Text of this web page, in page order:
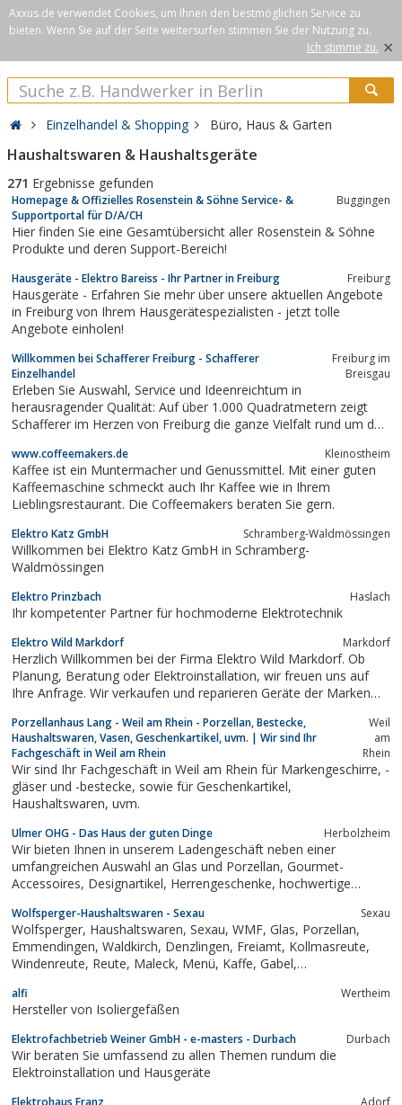
Axxus.de verwendet Cookies, um Ihnen den bestmöglichen Service zu
bieten. Wenn Sie auf der Seite weitersurfen stimmen Sie der Nutzung zu.
Ich stimme zu. ×
Einzelhandel & Shopping Büro, Haus & Garten
Haushaltswaren & Haushaltsgeräte
271 Ergebnisse gefunden
Homepage & Offizielles Rosenstein & Söhne Service- &
Supportportal für D/A/CH
Buggingen
Hier finden Sie eine Gesamtübersicht aller Rosenstein & Söhne
Produkte und deren Support-Bereich!
Hausgeräte - Elektro Bareiss - Ihr Partner in Freiburg Freiburg
Hausgeräte - Erfahren Sie mehr über unsere aktuellen Angebote
in Freiburg von Ihrem Hausgerätespezialisten - jetzt tolle
Angebote einholen!
Willkommen bei Schafferer Freiburg - Schafferer
Einzelhandel
Freiburg im
Breisgau
Erleben Sie Auswahl, Service und Ideenreichtum in
herausragender Qualität: Auf über 1.000 Quadratmetern zeigt
Schafferer im Herzen von Freiburg die ganze Vielfalt rund um das
schönen Dinge des Lebens.
www.coffeemakers.de Kleinostheim
Kaffee ist ein Muntermacher und Genussmittel. Mit einer guten
Kaffeemaschine schmeckt auch Ihr Kaffee wie in Ihrem
Lieblingsrestaurant. Die Coffeemakers beraten Sie gern.
Elektro Katz GmbH Schramberg-Waldmössingen
Willkommen bei Elektro Katz GmbH in Schramberg-
Waldmössingen
Elektro Prinzbach Haslach
Ihr kompetenter Partner für hochmoderne Elektrotechnik
Elektro Wild Markdorf Markdorf
Herzlich Willkommen bei der Firma Elektro Wild Markdorf. Ob
Planung, Beratung oder Elektroinstallation, wir freuen uns auf
Ihre Anfrage. Wir verkaufen und reparieren Geräte der Marken
viele mehr. Hier finden Sie unsere Ladenöffnungszeiten.
Porzellanhaus Lang - Weil am Rhein - Porzellan, Bestecke,
Haushaltswaren, Vasen, Geschenkartikel, uvm. | Wir sind Ihr
Fachgeschäft in Weil am Rhein
Weil
am
Rhein
Wir sind Ihr Fachgeschäft in Weil am Rhein für Markengeschirre, -
gläser und -bestecke, sowie für Geschenkartikel,
Haushaltswaren, uvm.
Ulmer OHG - Das Haus der guten Dinge Herbolzheim
Wir bieten Ihnen in unserem Ladengeschäft neben einer
umfangreichen Auswahl an Glas und Porzellan, Gourmet-
Accessoires, Designartikel, Herrengeschenke, hochwertige
Feinkostabteilung mit Gewürzen, Weinen, Schokoladen und
Tischwäsche an.
Wolfsperger-Haushaltswaren - Sexau Sexau
Wolfsperger, Haushaltswaren, Sexau, WMF, Glas, Porzellan,
Emmendingen, Waldkirch, Denzlingen, Freiamt, Kollmasreute,
Windenreute, Reute, Maleck, Menü, Kaffe, Gabel,
Schneebesen, Kelch, Longdrink, Weizenbierglas, Biertulpe,
Pfanne, Kanne,...
alfi Wertheim
Hersteller von Isoliergefäßen
Elektrofachbetrieb Weiner GmbH - e-masters - Durbach Durbach
Wir beraten Sie umfassend zu allen Themen rundum die
Elektroinstallation und Hausgeräte
Elektrohaus Franz Adorf